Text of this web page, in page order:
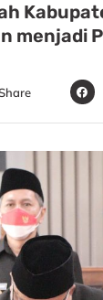
menjadi